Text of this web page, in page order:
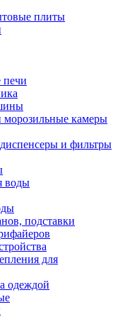
плиты
морозильные камеры
и фильтры
воды
подставки
для
одеждой